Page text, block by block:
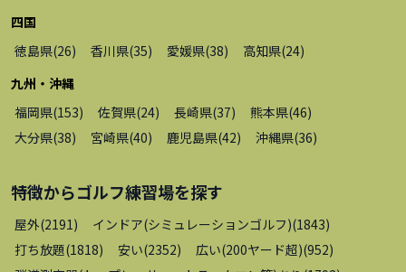
四国
徳島県(26) 香川県(35) 愛媛県(38) 高知県(24)
九州・沖縄
福岡県(153) 佐賀県(24) 長崎県(37) 熊本県(46)
大分県(38) 宮崎県(40) 鹿児島県(42) 沖縄県(36)
特徴からゴルフ練習場を探す
屋外(2191) インドア(シミュレーションゴルフ)(1843)
打ち放題(1818) 安い(2352) 広い(200ヤード超)(952)